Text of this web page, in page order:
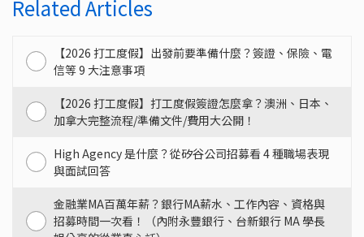
Related Articles
【2026 打工度假】出發前要準備什麼？簽證、保險、電
信等 9 大注意事項
【2026 打工度假】打工度假簽證怎麼拿？澳洲、日本、
加拿大完整流程/準備文件/費用大公開！
High Agency 是什麼？從矽谷公司招募看 4 種職場表現
與面試回答
金融業MA百萬年薪？銀行MA薪水、工作內容、資格與
招募時間一次看！（內附永豐銀行、台新銀行 MA 學長